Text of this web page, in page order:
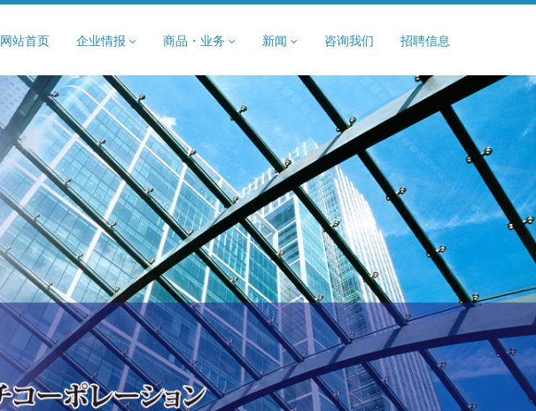
网站首页 企业情报 商品・业务 新闻 咨询我们 招聘信息